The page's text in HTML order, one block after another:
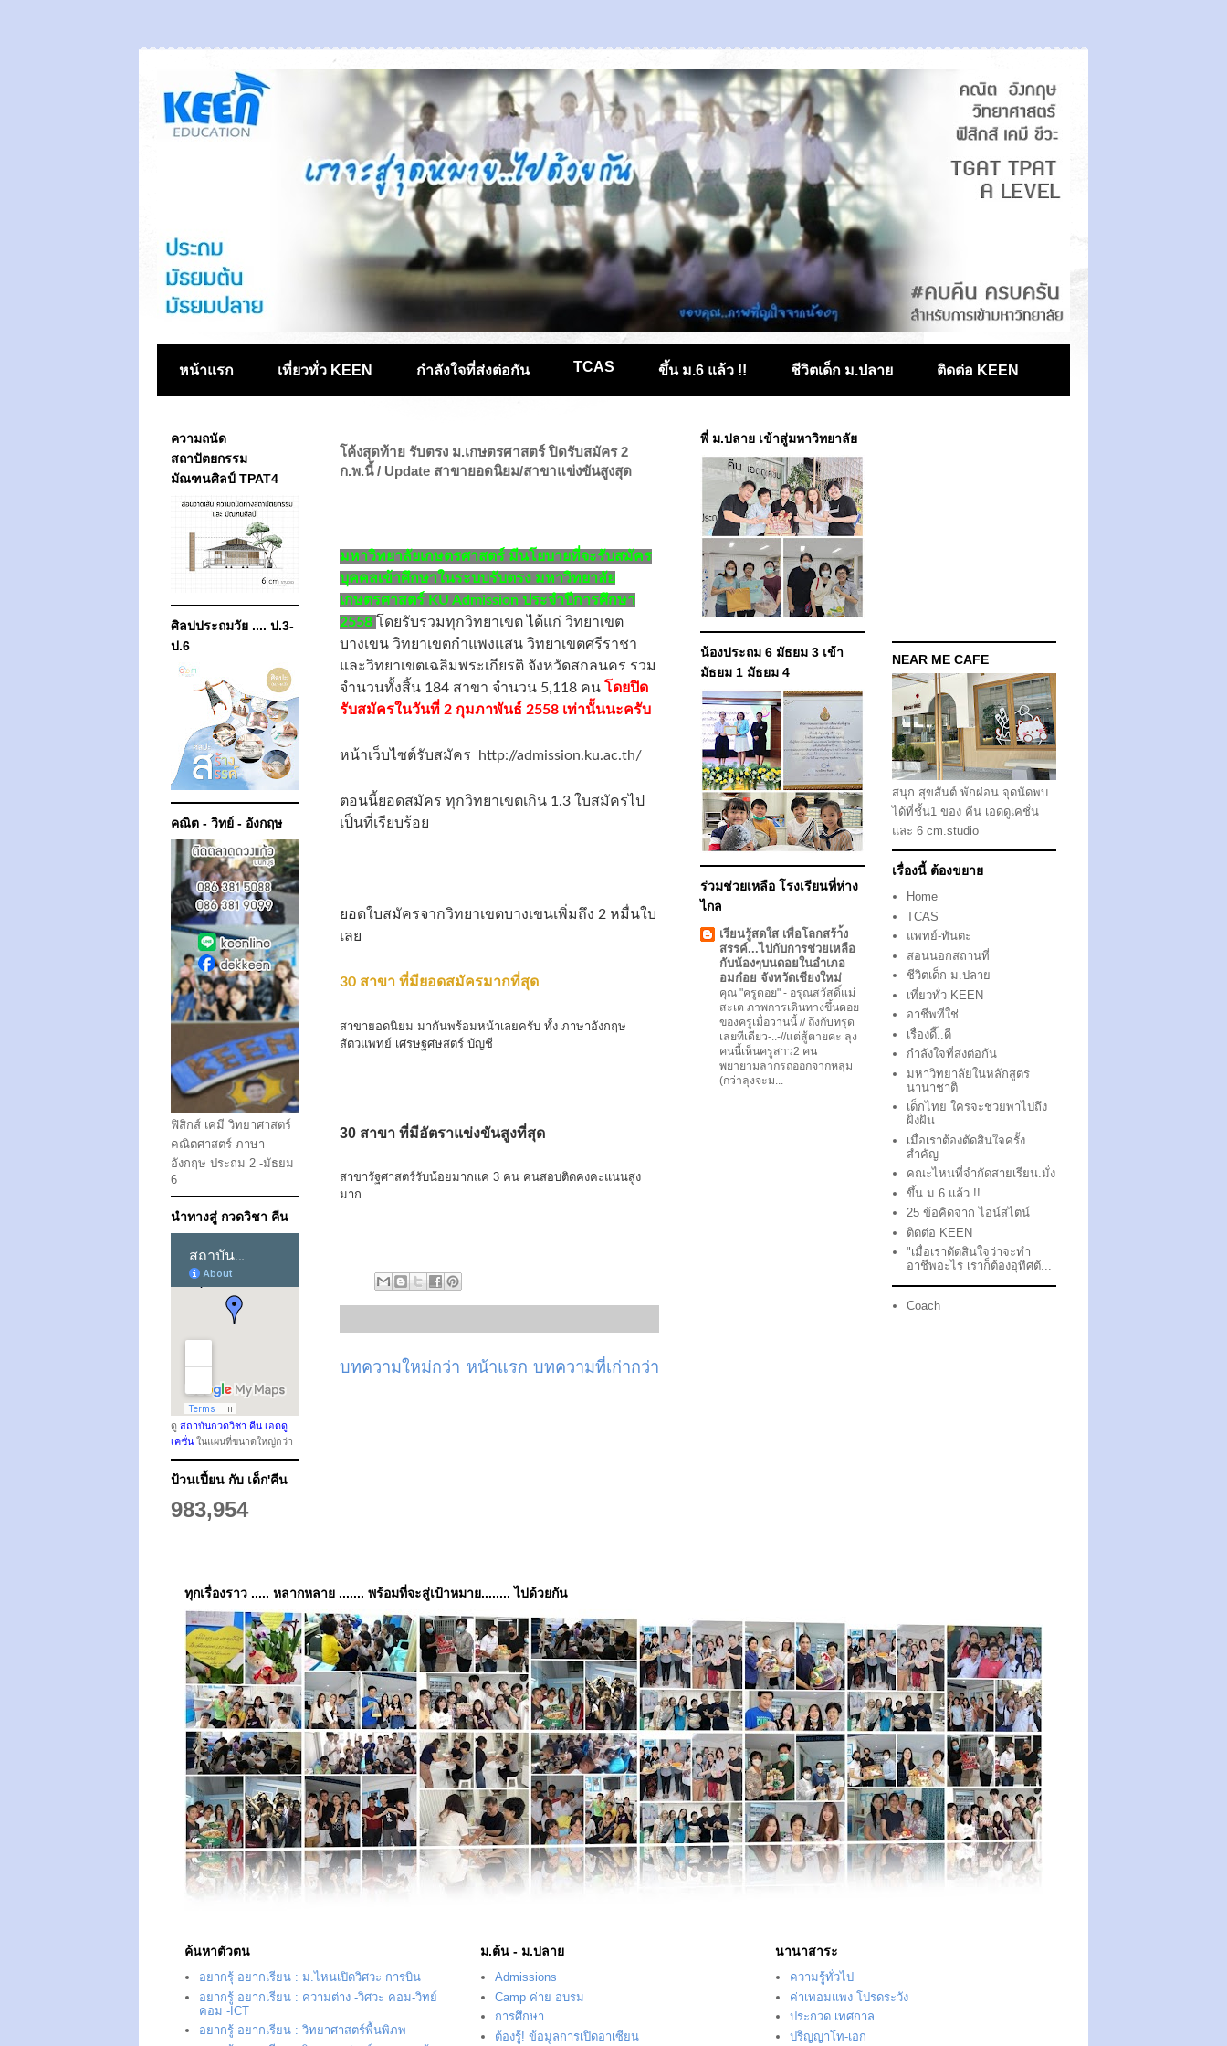
หน้าแรก เที่ยวทั่ว KEEN กำลังใจที่ส่งต่อกัน TCAS ขึ้น ม.6 แล้ว !! ชีวิตเด็ก ม.ปลาย ติดต่อ KEEN
โค้งสุดท้าย รับตรง ม.เกษตรศาสตร์ ปิดรับสมัคร 2
ก.พ.นี้ / Update สาขายอดนิยม/สาขาแข่งขันสูงสุด
มหาวิทยาลัยเกษตรศาสตร์ มีนโยบายที่จะรับสมัคร
บุคคลเข้าศึกษาในระบบรับตรง มหาวิทยาลัย
เกษตรศาสตร์ KU Admission ประจำปีการศึกษา
2558 โดยรับรวมทุกวิทยาเขต ได้แก่ วิทยาเขต
บางเขน วิทยาเขตกำแพงแสน วิทยาเขตศรีราชา
และวิทยาเขตเฉลิมพระเกียรติ จังหวัดสกลนคร รวม
จำนวนทั้งสิ้น 184 สาขา จำนวน 5,118 คน โดยปิด
รับสมัครในวันที่ 2 กุมภาพันธ์ 2558 เท่านั้นนะครับ
หน้าเว็บไซต์รับสมัคร http://admission.ku.ac.th/
ตอนนี้ยอดสมัคร ทุกวิทยาเขตเกิน 1.3 ใบสมัครไป
เป็นที่เรียบร้อย
ยอดใบสมัครจากวิทยาเขตบางเขนเพิ่มถึง 2 หมื่นใบ
เลย
30 สาขา ที่มียอดสมัครมากที่สุด
สาขายอดนิยม มากันพร้อมหน้าเลยครับ ทั้ง ภาษาอังกฤษ
สัตวแพทย์ เศรษฐศษสตร์ บัญชี
30 สาขา ที่มีอัตราแข่งขันสูงที่สุด
สาขารัฐศาสตร์รับน้อยมากแค่ 3 คน คนสอบติดคงคะแนนสูง
มาก
บทความใหม่กว่า บทความที่เก่ากว่า
หน้าแรก
ความถนัด
สถาปัตยกรรม
มัณฑนศิลป์ TPAT4
ศิลปประถมวัย .... ป.3-
ป.6
คณิต - วิทย์ - อังกฤษ
ฟิสิกส์ เคมี วิทยาศาสตร์
คณิตศาสตร์ ภาษา
อังกฤษ ประถม 2 -มัธยม
6
นำทางสู่ กวดวิชา คีน
ดู สถาบันกวดวิชา คีน เอดดู
เคชั่น ในแผนที่ขนาดใหญ่กว่า
ป้วนเปี้ยน กับ เด็ก'คีน
983,954
พี่ ม.ปลาย เข้าสู่มหาวิทยาลัย
น้องประถม 6 มัธยม 3 เข้า
มัธยม 1 มัธยม 4
ร่วมช่วยเหลือ โรงเรียนที่ห่าง
ไกล
เรียนรู้สดใส เพื่อโลกสร้า้ง
สรรค์...ไปกับการช่วยเหลือ
กับน้องๆบนดอยในอำเภอ
อมก๋อย จังหวัดเชียงใหม่
คุณ "ครูดอย" - อรุณสวัสดิ์แม่
สะเต ภาพการเดินทางขึ้นดอย
ของครูเมื่อวานนี้ // ถึงกับทรุด
เลยทีเดียว-..-//แต่สู้ตายค่ะ ลุง
คนนี้เห็นครูสาว2 คน
พยายามลากรถออกจากหลุม
(กว่าลุงจะม...
NEAR ME CAFE
สนุก สุขสันต์ พักผ่อน จุดนัดพบ
ได้ที่ชั้น1 ของ คีน เอดดูเคชั่น
และ 6 cm.studio
เรื่องนี้ ต้องขยาย
Home
TCAS
แพทย์-ทันตะ
สอนนอกสถานที่
ชีวิตเด็ก ม.ปลาย
เที่ยวทั่ว KEEN
อาชีพที่ใช่
เรื่องดี๊..ดี
กำลังใจที่ส่งต่อกัน
มหาวิทยาลัยในหลักสูตร
นานาชาติ
เด็กไทย ใครจะช่วยพาไปถึง
ฝั่งฝัน
เมื่อเราต้องตัดสินใจครั้ง
สำคัญ
คณะไหนที่จำกัดสายเรียน.มั่ง
ขึ้น ม.6 แล้ว !!
25 ข้อคิดจาก ไอน์สไตน์
ติดต่อ KEEN
"เมื่อเราตัดสินใจว่าจะทำ
อาชีพอะไร เราก็ต้องอุทิศตั...
Coach
ทุกเรื่องราว ..... หลากหลาย ....... พร้อมที่จะสู่เป้าหมาย........ ไปด้วยกัน
ค้นหาตัวตน
อยากรุ้ อยากเรียน : ม.ไหนเปิดวิศวะ การบิน
อยากรู้ อยากเรียน : ความต่าง -วิศวะ คอม-วิทย์
คอม -ICT
อยากรู้ อยากเรียน : วิทยาศาสตร์พื้นพิภพ
ม.ต้น - ม.ปลาย
Admissions
Camp ค่าย อบรม
การศึกษา
ต้องรู้! ข้อมูลการเปิดอาเซียน
นานาสาระ
ความรู้ทั่วไป
ค่าเทอมแพง โปรดระวัง
ประกวด เทศกาล
ปริญญาโท-เอก